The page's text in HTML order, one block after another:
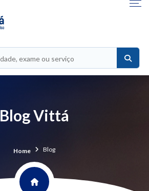
Blog Vittá
Home Blog